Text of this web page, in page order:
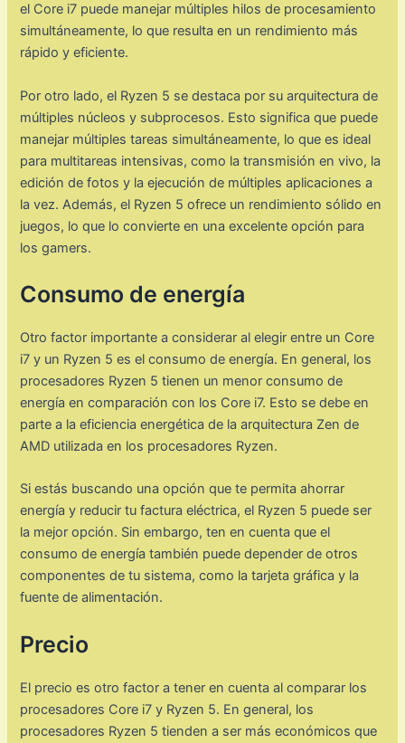
el Core i7 puede manejar múltiples hilos de procesamiento
simultáneamente, lo que resulta en un rendimiento más
rápido y eficiente.
Por otro lado, el Ryzen 5 se destaca por su arquitectura de
múltiples núcleos y subprocesos. Esto significa que puede
manejar múltiples tareas simultáneamente, lo que es ideal
para multitareas intensivas, como la transmisión en vivo, la
edición de fotos y la ejecución de múltiples aplicaciones a
la vez. Además, el Ryzen 5 ofrece un rendimiento sólido en
juegos, lo que lo convierte en una excelente opción para
los gamers.
Consumo de energía
Otro factor importante a considerar al elegir entre un Core
i7 y un Ryzen 5 es el consumo de energía. En general, los
procesadores Ryzen 5 tienen un menor consumo de
energía en comparación con los Core i7. Esto se debe en
parte a la eficiencia energética de la arquitectura Zen de
AMD utilizada en los procesadores Ryzen.
Si estás buscando una opción que te permita ahorrar
energía y reducir tu factura eléctrica, el Ryzen 5 puede ser
la mejor opción. Sin embargo, ten en cuenta que el
consumo de energía también puede depender de otros
componentes de tu sistema, como la tarjeta gráfica y la
fuente de alimentación.
Precio
El precio es otro factor a tener en cuenta al comparar los
procesadores Core i7 y Ryzen 5. En general, los
procesadores Ryzen 5 tienden a ser más económicos que